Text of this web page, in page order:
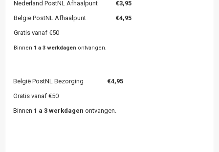
Nederland PostNL Afhaalpunt €3,95
Belgie PostNL Afhaalpunt
€4,95
Gratis vanaf €50
Binnen 1 a 3 werkdagen ontvangen.
België PostNL Bezorging €4,95
Gratis vanaf €50
Binnen 1 a 3 werkdagen ontvangen.